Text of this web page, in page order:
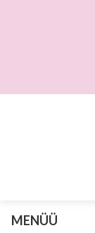
MENÜÜ